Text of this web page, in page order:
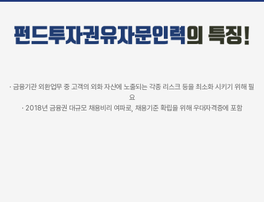
· 금융기관 외환업무 중 고객의 외화 자산에 노출되는 각종 리스크 등을 최소화 시키기 위해 필
요
· 2018년 금융권 대규모 채용비리 여파로, 채용기준 확립을 위해 우대자격증에 포함